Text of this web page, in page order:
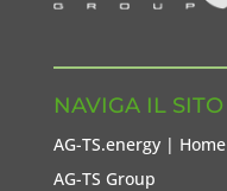
NAVIGA IL SITO
AG-TS.energy | Home
AG-TS Group